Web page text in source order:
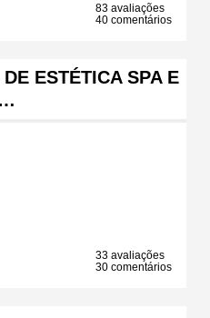
83 avaliações
40 comentários
ESTÉTICA SPA E
…
33 avaliações
30 comentários